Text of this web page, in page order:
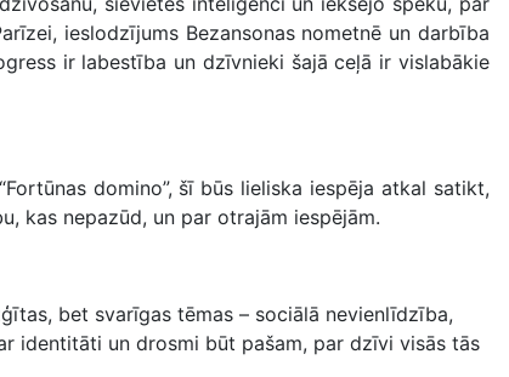
ieslodzījums Bezansonas nometnē un darbība
ir labestība un dzīvnieki šajā ceļā ir vislabākie
domino”, šī būs lieliska iespēja atkal satikt,
kas nepazūd, un par otrajām iespējām.
bet svarīgas tēmas – sociālā nevienlīdzība,
identitāti un drosmi būt pašam, par dzīvi visās tās